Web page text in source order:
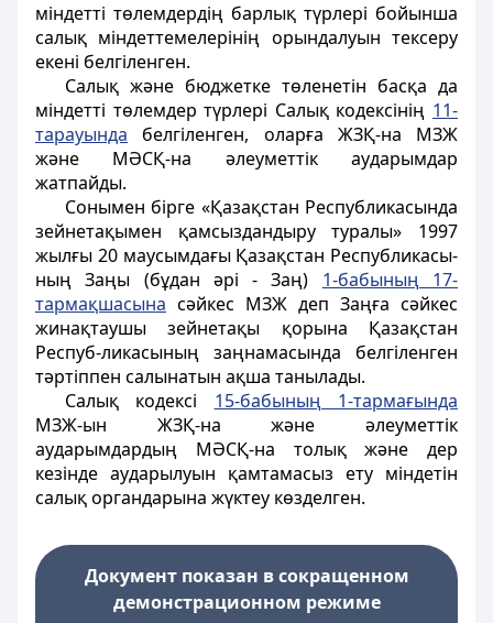
міндетті төлемдердің барлық түрлері бойынша
салық міндеттемелерінің орындалуын тексеру
екені белгіленген.
Салық және бюджетке төленетін басқа да
міндетті төлемдер түрлері Салық кодексінің 11-
тарауында белгіленген, оларға ЖЗҚ-на МЗЖ
және МӘСҚ-на әлеуметтік аударымдар
жатпайды.
Сонымен бірге «Қазақстан Республикасында
зейнетақымен қамсыздандыру туралы» 1997
жылғы 20 маусымдағы Қазақстан Республикасы-
ның Заңы (бұдан әрі - Заң) 1-бабының 17-
тармақшасына сәйкес МЗЖ деп Заңға сәйкес
жинақтаушы зейнетақы қорына Қазақстан
Респуб-ликасының заңнамасында белгіленген
тәртіппен салынатын ақша танылады.
Салық кодексі 15-бабының 1-тармағында
МЗЖ-ын ЖЗҚ-на және әлеуметтік
аударымдардың МӘСҚ-на толық және дер
кезінде аударылуын қамтамасыз ету міндетін
салық органдарына жүктеу көзделген.
Документ показан в сокращенном
демонстрационном режиме